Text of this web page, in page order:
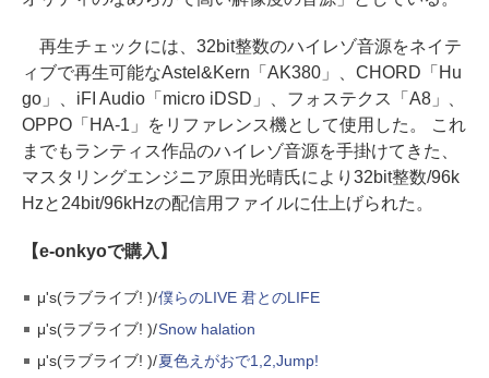
再生チェックには、32bit整数のハイレゾ音源をネイテ
ィブで再生可能なAstel&Kern「AK380」、CHORD「Hu
go」、iFI Audio「micro iDSD」、フォステクス「A8」、
OPPO「HA-1」をリファレンス機として使用した。 これ
までもランティス作品のハイレゾ音源を手掛けてきた、
マスタリングエンジニア原田光晴氏により32bit整数/96k
Hzと24bit/96kHzの配信用ファイルに仕上げられた。
【e-onkyoで購入】
μ's(ラブライブ! )/僕らのLIVE 君とのLIFE
μ's(ラブライブ! )/Snow halation
μ's(ラブライブ! )/夏色えがおで1,2,Jump!